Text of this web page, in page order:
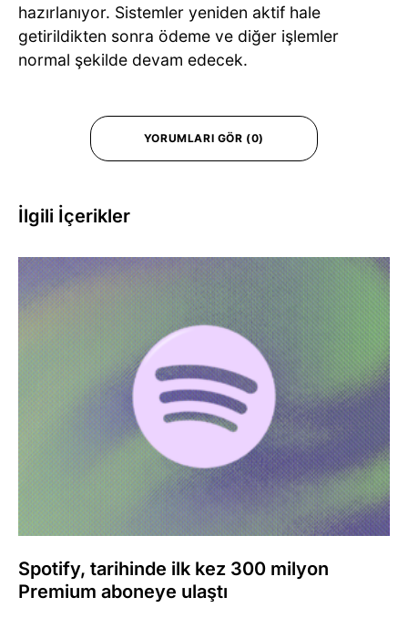
hazırlanıyor. Sistemler yeniden aktif hale
getirildikten sonra ödeme ve diğer işlemler
normal şekilde devam edecek.
YORUMLARI GÖR (0)
İlgili İçerikler
Spotify, tarihinde ilk kez 300 milyon
Premium aboneye ulaştı